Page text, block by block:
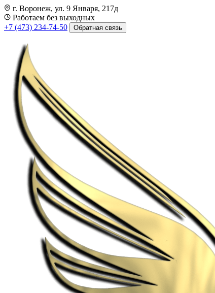
г. Воронеж, ул. 9 Января, 217д
Работаем без выходных
+7 (473) 234-74-50
Обратная связь